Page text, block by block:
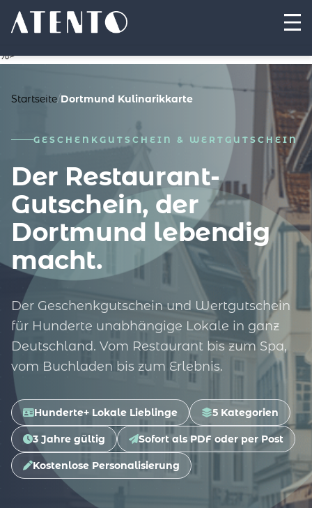
%>
Startseite/Dortmund Kulinarikkarte
GESCHENKGUTSCHEIN & WERTGUTSCHEIN
Der Restaurant-
Gutschein, der
Dortmund lebendig
macht.
Der Geschenkgutschein und Wertgutschein
für Hunderte unabhängige Lokale in ganz
Deutschland. Vom Restaurant bis zum Spa,
vom Buchladen bis zum Erlebnis.
Hunderte+ Lokale Lieblinge 5 Kategorien
3 Jahre gültig Sofort als PDF oder per Post
Kostenlose Personalisierung